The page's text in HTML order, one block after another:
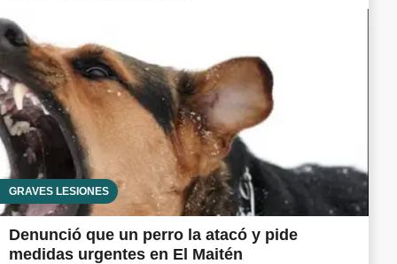
GRAVES LESIONES
Denunció que un perro la atacó y pide
medidas urgentes en El Maitén